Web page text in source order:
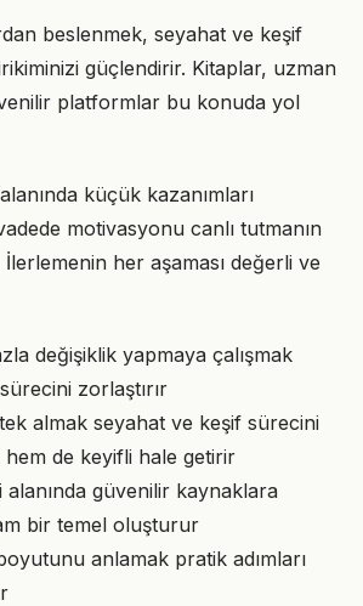
beslenmek, seyahat ve keşif
güçlendirir. Kitaplar, uzman
platformlar bu konuda yol
küçük kazanımları
motivasyonu canlı tutmanın
her aşaması değerli ve
değişiklik yapmaya çalışmak
zorlaştırır
almak seyahat ve keşif sürecini
hem de keyifli hale getirir
güvenilir kaynaklara
bir temel oluşturur
anlamak pratik adımları